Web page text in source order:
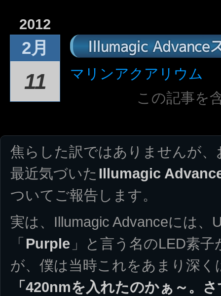
2012
2月
11
Illumagic Advance
マリンアクアリウム
この記事を
焦らした訳ではありませんが
最近気づいた Illumagic
ついてご報告します。
実は、Illumagic Advanceには、
「 Purple 」と言う名のLED素
が、僕は当時これをあまり深
「420nmを入れたのかぁ～。